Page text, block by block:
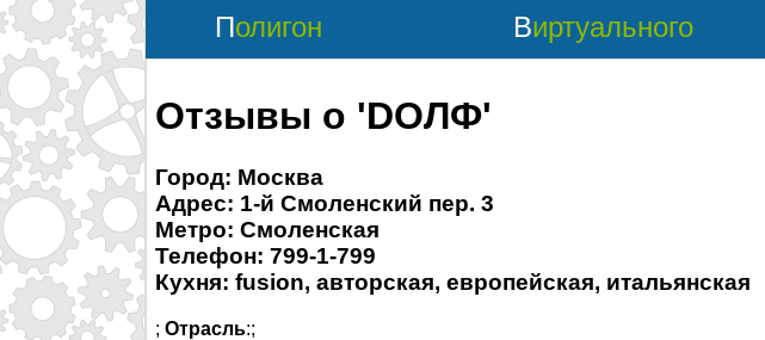
Полигон Виртуального
Отзывы о 'DOЛФ'
Город: Москва
Адрес: 1-й Смоленский пер. 3
Метро: Смоленская
Телефон: 799-1-799
Кухня: fusion, авторская, европейская, итальянская
; Отрасль:;